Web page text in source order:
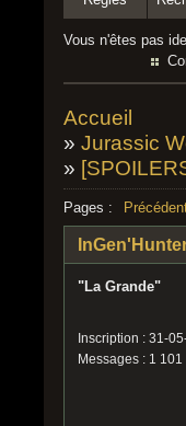
Vous n'êtes pas
Accueil
» Jurassic
»
Pages :
"La Grande"
Inscription : 31-
Messages : 1 101